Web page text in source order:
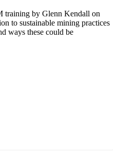
training by Glenn Kendall on
to sustainable mining practices
ways these could be